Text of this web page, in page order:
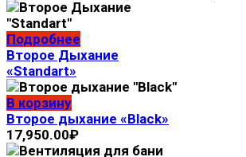
Подробнее
Второе Дыхание
«Standart»
В корзину
Второе дыхание «Black»
17,950.00₽